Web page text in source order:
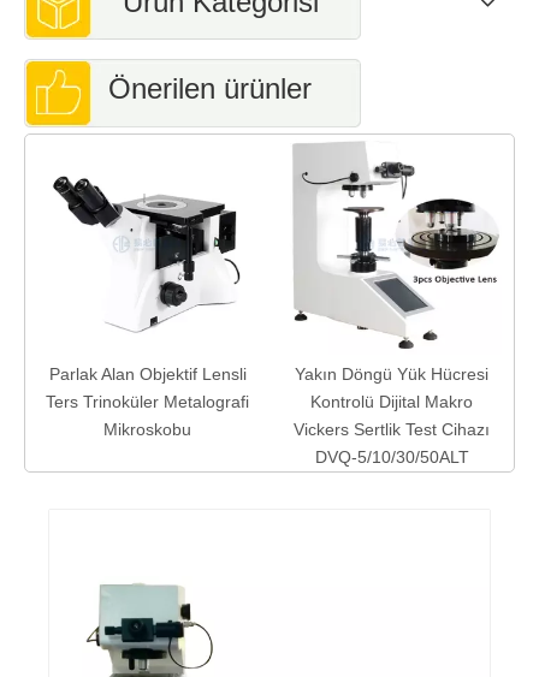
Önerilen ürünler
Parlak Alan Objektif Lensli
Ters Trinoküler Metalografi
Mikroskobu
Yakın Döngü Yük Hücresi
Kontrolü Dijital Makro
Vickers Sertlik Test Cihazı
DVQ-5/10/30/50ALT